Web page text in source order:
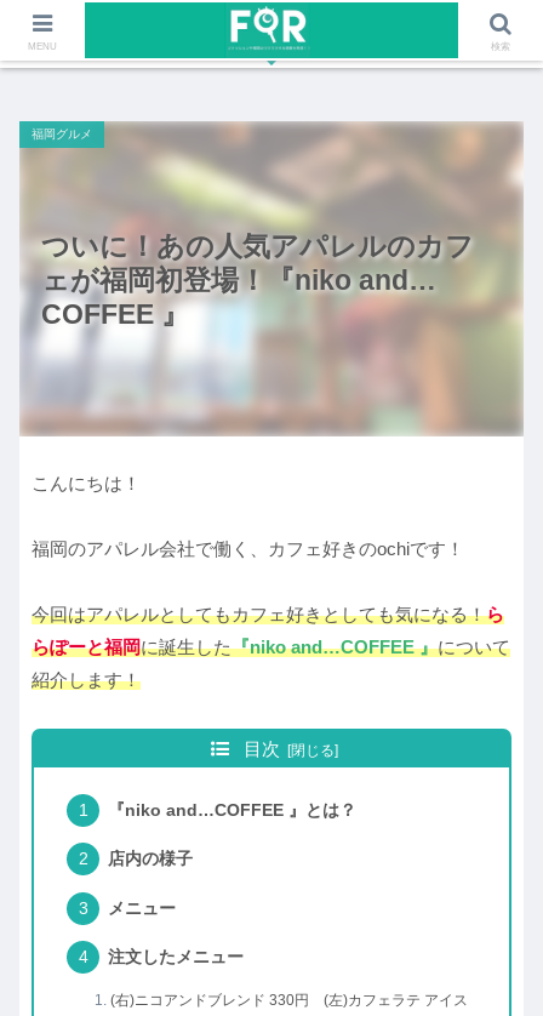
ファッションや福岡のワクワクする情報を発信！！
ついに！あの人気アパレルのカフ
ェが福岡初登場！『niko and…
COFFEE 』
福岡グルメ
こんにちは！
福岡のアパレル会社で働く、カフェ好きのochiです！
今回はアパレルとしてもカフェ好きとしても気になる！ら
らぽーと福岡に誕生した『niko and…COFFEE 』について
紹介します！
目次
『niko and…COFFEE 』とは？
店内の様子
メニュー
注文したメニュー
(右)ニコアンドブレンド 330円 (左)カフェラテ アイス
MENU 検索